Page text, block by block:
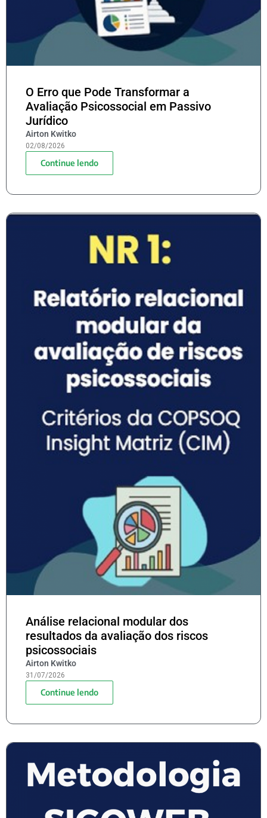
O Erro que Pode Transformar a
Avaliação Psicossocial em Passivo
Jurídico
Airton Kwitko
02/08/2026
Continue lendo
Análise relacional modular dos
resultados da avaliação dos riscos
psicossociais
Airton Kwitko
31/07/2026
Continue lendo